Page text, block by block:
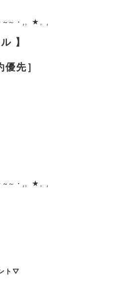
~～・,。★。,
】
先］
~～・,。★。,
ト▽